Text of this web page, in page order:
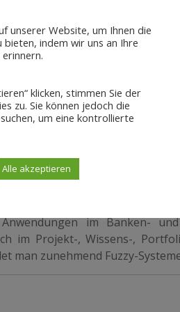
wie hoher Deckungsbeitrag an
mit unscharfen Mengen
zu einem
ist durch eine linguistische
der hierarchisch darüber
Stufe.
und Fuzzy-
den Einsatz
im Banken-
im Projekt-, Wissens-,
man zunehmend Fuzzy-
unserer Website, um Ihnen die
indem wir uns an Ihre
klicken, stimmen Sie der
zu. Sie können jedoch die
um eine kontrollierte
Alle akzeptieren